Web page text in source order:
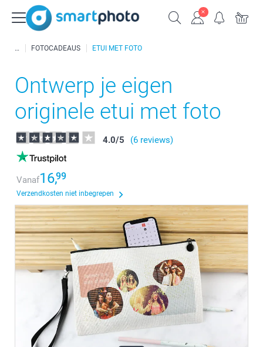
FOTOCADEAUS ETUI MET FOTO
Ontwerp je eigen
originele etui met foto
4.0/5 (6 reviews)
Vanaf16,99
Verzendkosten niet inbegrepen